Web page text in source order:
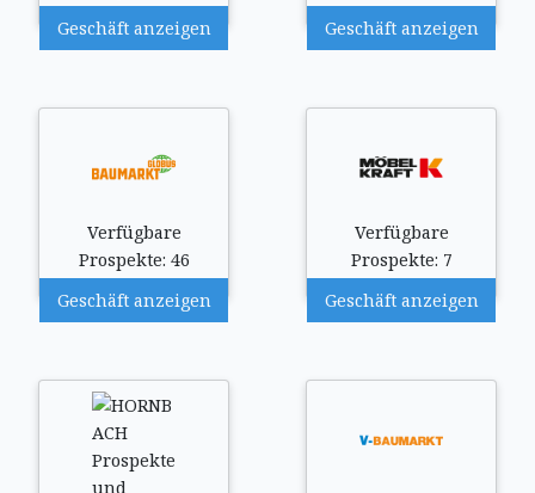
Geschäft anzeigen
Geschäft anzeigen
Verfügbare
Prospekte: 46
Geschäft anzeigen
Verfügbare
Prospekte: 7
Geschäft anzeigen